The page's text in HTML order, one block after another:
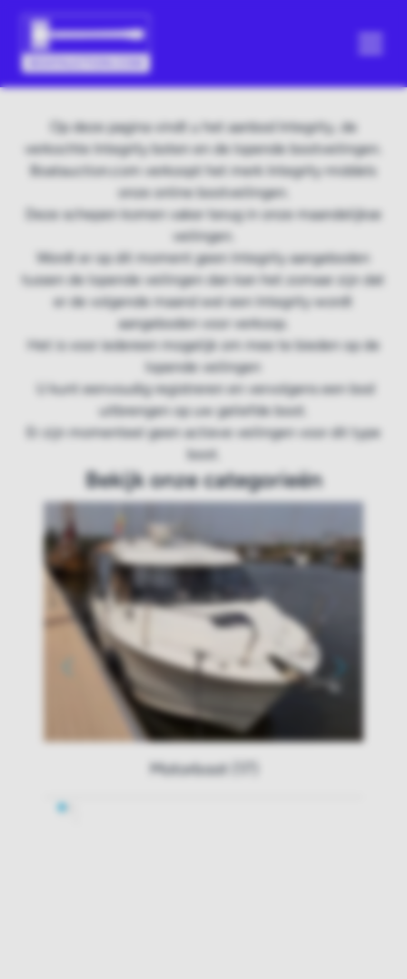
Op deze pagina vindt u het aanbod Integrity, de
verkochte Integrity boten en de lopende bootveilingen.
Boatauction.com verkoopt het merk Integrity middels
onze online bootveilingen.
Deze schepen komen vaker terug in onze maandelijkse
veilingen.
Wordt er op dit moment geen Integrity aangeboden
tussen de lopende veilingen dan kan het zomaar zijn dat
er de volgende maand wel een Integrity wordt
aangeboden voor verkoop.
Het is voor iedereen mogelijk om mee te bieden op de
lopende veilingen
U kunt eenvoudig registreren en vervolgens een bod
uitbrengen op uw geliefde boot.
Er zijn momenteel geen actieve veilingen voor dit type
boot.
Bekijk onze categorieën
Motorboot (17)